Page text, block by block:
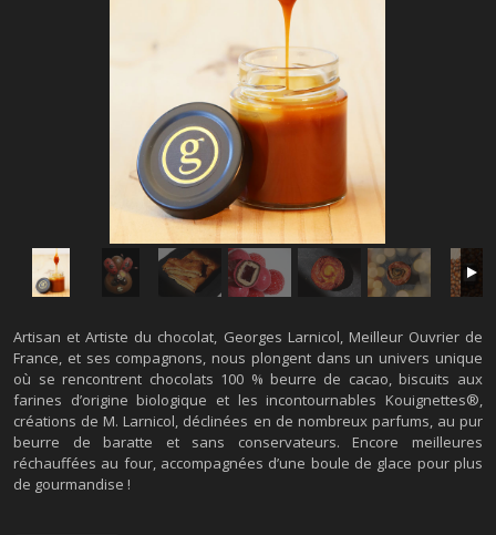
Artisan et Artiste du chocolat, Georges Larnicol, Meilleur Ouvrier de
France, et ses compagnons, nous plongent dans un univers unique
où se rencontrent chocolats 100 % beurre de cacao, biscuits aux
farines d’origine biologique et les incontournables Kouignettes®,
créations de M. Larnicol, déclinées en de nombreux parfums, au pur
beurre de baratte et sans conservateurs. Encore meilleures
réchauffées au four, accompagnées d’une boule de glace pour plus
de gourmandise !